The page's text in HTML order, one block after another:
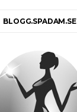
BLOGG.SPADAM.SE